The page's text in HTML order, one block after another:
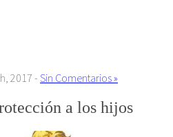
2017 - Sin Comentarios »
a los hijos